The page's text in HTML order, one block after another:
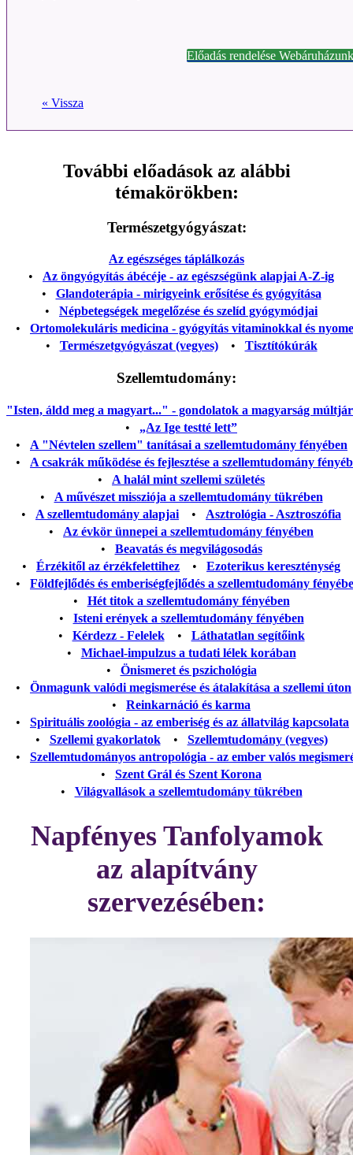
Előadás rendelése
« Vissza
További előadások az alábbi
témakörökben:
Természetgyógyászat:
Az egészséges táplálkozás
• Az öngyógyítás ábécéje - az egészségünk alapjai A-Z-ig
• Glandoterápia - mirigyeink erősítése és gyógyítása
• Népbetegségek megelőzése és szelíd gyógymódjai
• Ortomolekuláris medicina - gyógyítás vitaminokkal és
• Természetgyógyászat (vegyes)• Tisztítókúrák
Szellemtudomány:
"Isten, áldd meg a magyart..." - gondolatok a magyarság
• „Az Ige testté lett”
• A "Névtelen szellem" tanításai a szellemtudomány fényében
• A csakrák működése és fejlesztése a szellemtudomány
• A halál mint szellemi születés
• A művészet missziója a szellemtudomány tükrében
• A szellemtudomány alapjai • Asztrológia - Asztroszófia
• Az évkör ünnepei a szellemtudomány fényében
• Beavatás és megvilágosodás
• Érzékitől az érzékfelettihez • Ezoterikus kereszténység
• Földfejlődés és emberiségfejlődés a szellemtudomány
• Hét titok a szellemtudomány fényében
• Isteni erények a szellemtudomány fényében
• Kérdezz - Felelek• Láthatatlan segítőink
• Michael-impulzus a tudati lélek korában
• Önismeret és pszichológia
• Önmagunk valódi megismerése és átalakítása a szellemi úton
• Reinkarnáció és karma
• Spirituális zoológia - az emberiség és az állatvilág kapcsolata
• Szellemi gyakorlatok• Szellemtudomány (vegyes)
• Szellemtudományos antropológia - az ember valós
• Szent Grál és Szent Korona
• Világvallások a szellemtudomány tükrében
Napfényes Tanfolyamok
az alapítvány
szervezésében: